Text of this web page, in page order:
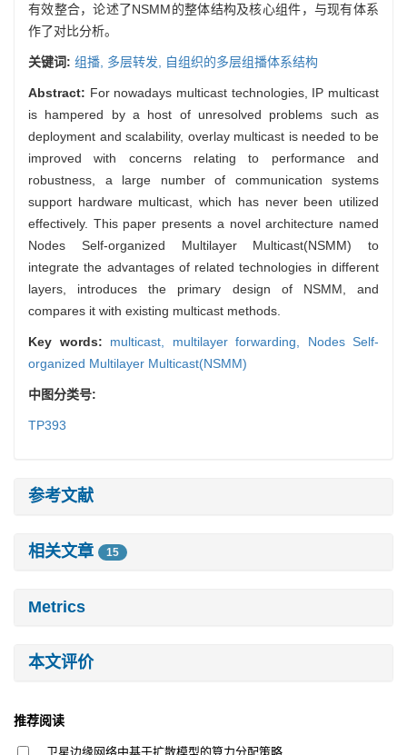
有效整合，论述了NSMM的整体结构及核心组件，与现有体系
作了对比分析。
关键词: 组播, 多层转发, 自组织的多层组播体系结构
Abstract: For nowadays multicast technologies, IP multicast
is hampered by a host of unresolved problems such as
deployment and scalability, overlay multicast is needed to be
improved with concerns relating to performance and
robustness, a large number of communication systems
support hardware multicast, which has never been utilized
effectively. This paper presents a novel architecture named
Nodes Self-organized Multilayer Multicast(NSMM) to
integrate the advantages of related technologies in different
layers, introduces the primary design of NSMM, and
compares it with existing multicast methods.
Key words: multicast, multilayer forwarding, Nodes Self-
organized Multilayer Multicast(NSMM)
中图分类号:
TP393
参考文献
相关文章 15
Metrics
本文评价